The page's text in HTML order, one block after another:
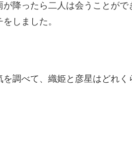
降ったら二人は会うことがで
しました。
調べて、織姫と彦星はどれ